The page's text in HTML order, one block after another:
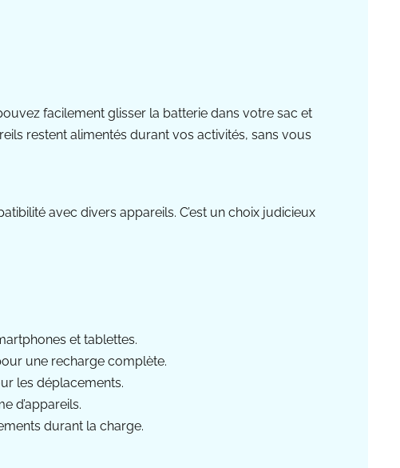
facilement glisser la batterie dans votre sac et
restent alimentés durant vos activités, sans vous
avec divers appareils. C’est un choix judicieux
et tablettes.
une recharge complète.
les déplacements.
d’appareils.
durant la charge.